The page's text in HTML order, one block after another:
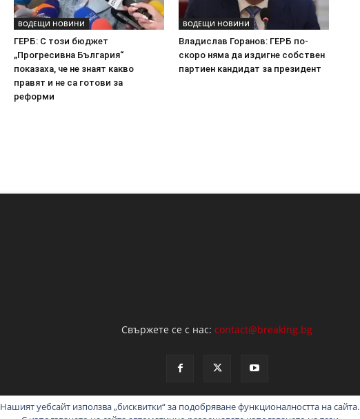
ВОДЕЩИ НОВИНИ
ГЕРБ: С този бюджет
„Прогресивна България“
показаха, че не знаят какво
правят и не са готови за
реформи
ВОДЕЩИ НОВИНИ
Владислав Горанов: ГЕРБ по-
скоро няма да издигне собствен
партиен кандидат за президент
Свържете се с нас:contact@breaking.bg
Нашият уебсайт използва „бисквитки“ за подобряване функционалността на сайта.